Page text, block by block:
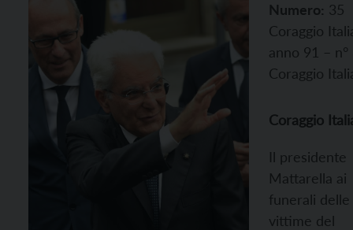
Numero: 35
Coraggio
anno 91 – n°
Coraggio
Coraggio
Il presidente
Mattarella ai
funerali delle
vittime del